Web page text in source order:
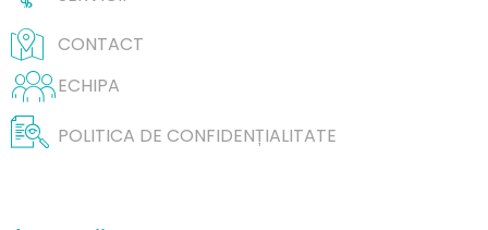
CONTACT
ECHIPA
POLITICA DE CONFIDENȚIALITATE